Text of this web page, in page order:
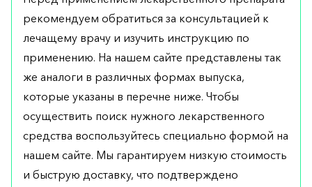
рекомендуем обратиться за консультацией к
лечащему врачу и изучить инструкцию по
применению. На нашем сайте представлены так
же аналоги в различных формах выпуска,
которые указаны в перечне ниже. Чтобы
осуществить поиск нужного лекарственного
средства воспользуйтесь специально формой на
нашем сайте. Мы гарантируем низкую стоимость
и быструю доставку, что подтверждено